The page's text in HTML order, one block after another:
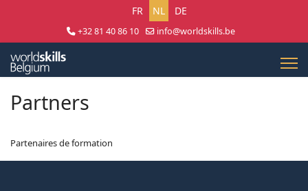
Selecteer uw taal
FR NL DE
+32 81 40 86 10
info@worldskills.be
Partners
Partenaires de formation